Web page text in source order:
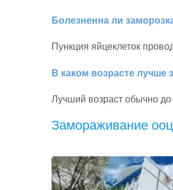
Болезненна ли
Пункция яйцеклеток
В каком возрасте лучше
Лучший возраст обычно до
Замораживание